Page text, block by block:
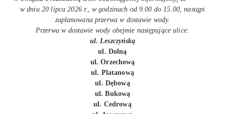
w dniu 20 lipca 2026 r., w godzinach od 9.00 do 15.00, nastąpi
zaplanowana przerwa w dostawie wody.
Przerwa w dostawie wody obejmie następujące ulice:
ul. Leszczyńską
ul. Dolną
ul. Orzechową
ul. Platanową
ul. Dębową
ul. Bukową
ul. Cedrową